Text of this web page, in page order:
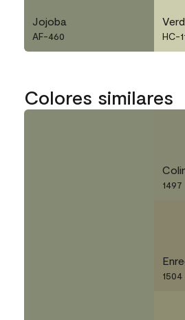
Jojoba
AF-460 HC-
Colores similares
1497
1504